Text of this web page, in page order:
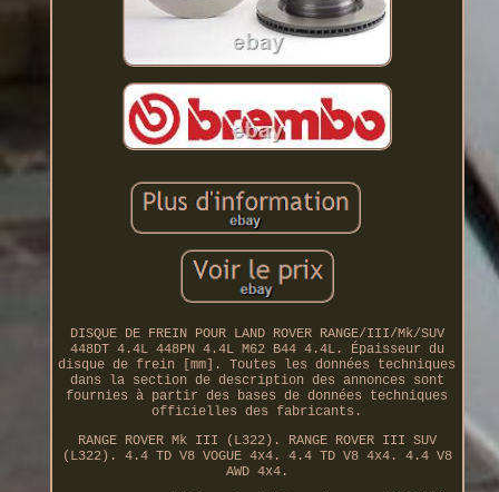
DISQUE DE FREIN POUR LAND ROVER RANGE/III/Mk/SUV
448DT 4.4L 448PN 4.4L M62 B44 4.4L. Épaisseur du
disque de frein [mm]. Toutes les données techniques
dans la section de description des annonces sont
fournies à partir des bases de données techniques
officielles des fabricants.
RANGE ROVER Mk III (L322). RANGE ROVER III SUV
(L322). 4.4 TD V8 VOGUE 4x4. 4.4 TD V8 4x4. 4.4 V8
AWD 4x4.